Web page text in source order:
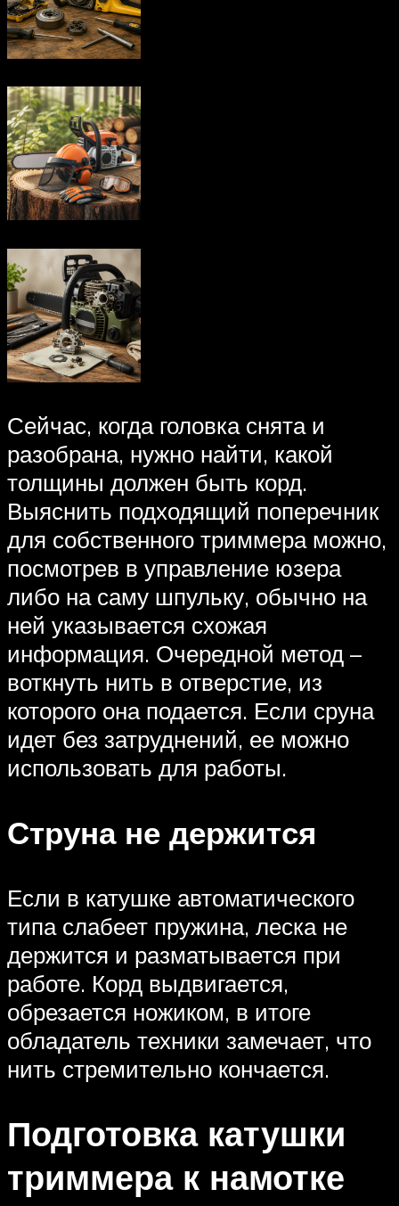
Сейчас, когда головка снята и
разобрана, нужно найти, какой
толщины должен быть корд.
Выяснить подходящий поперечник
для собственного триммера можно,
посмотрев в управление юзера
либо на саму шпульку, обычно на
ней указывается схожая
информация. Очередной метод –
воткнуть нить в отверстие, из
которого она подается. Если сруна
идет без затруднений, ее можно
использовать для работы.
Струна не держится
Если в катушке автоматического
типа слабеет пружина, леска не
держится и разматывается при
работе. Корд выдвигается,
обрезается ножиком, в итоге
обладатель техники замечает, что
нить стремительно кончается.
Подготовка катушки
триммера к намотке